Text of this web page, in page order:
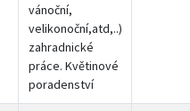
vánoční,
velikonoční,atd,..)
zahradnické
práce. Květinové
poradenství